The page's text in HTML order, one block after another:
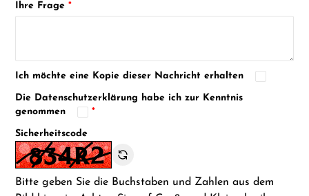
Ihre Frage
Ich möchte eine Kopie dieser Nachricht erhalten
Die Datenschutzerklärung habe ich zur Kenntnis
genommen
Sicherheitscode
Bitte geben Sie die Buchstaben und Zahlen aus dem